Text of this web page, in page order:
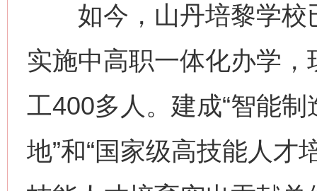
如今，山丹培黎学校
实施中高职一体化办学
工400多人。建成“智能
地”和“国家级高技能人才